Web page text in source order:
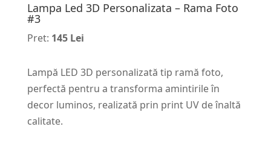
Lampa Led 3D Personalizata – Rama Foto
#3
Pret: 145 Lei
Lampă LED 3D personalizată tip ramă foto,
perfectă pentru a transforma amintirile în
decor luminos, realizată prin print UV de înaltă
calitate.